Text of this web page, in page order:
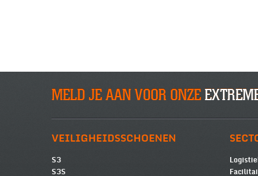
MELD JE AAN VOOR ONZE
VEILIGHEIDSSCHOENEN
S3
S3S